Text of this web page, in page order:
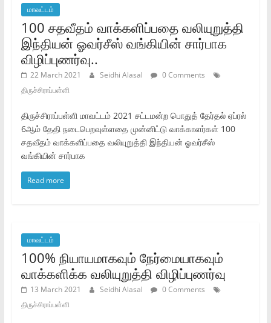
மாவட்டம்
100 சதவீதம்‌ வாக்களிப்பதை வலியுறுத்தி
இந்தியன்‌ ஓவர்சீஸ்‌ வங்கியின்‌ சார்பாக
விழிப்புணர்வு..
22 March 2021 Seidhi Alasal
0 Comments
திருச்சிராப்பள்ளி
திருச்சிராப்பள்ளி மாவட்டம்‌ 2021 சட்டமன்ற பொதுத்‌ தேர்தல்‌ ஏப்ரல்‌
6ஆம்‌ தேதி நடைபெறவுள்ளதை முன்னிட்டு வாக்காளர்கள்‌ 100
சதவீதம்‌ வாக்களிப்பதை வலியுறுத்தி இந்தியன்‌ ஓவர்சீஸ்‌
வங்கியின்‌ சார்பாக
Read more
மாவட்டம்
‌100% நியாயமாகவும்‌ நேர்மையாகவும்‌
வாக்களிக்க வலியுறுத்தி விழிப்புணர்வு
13 March 2021 Seidhi Alasal
0 Comments
திருச்சிராப்பள்ளி